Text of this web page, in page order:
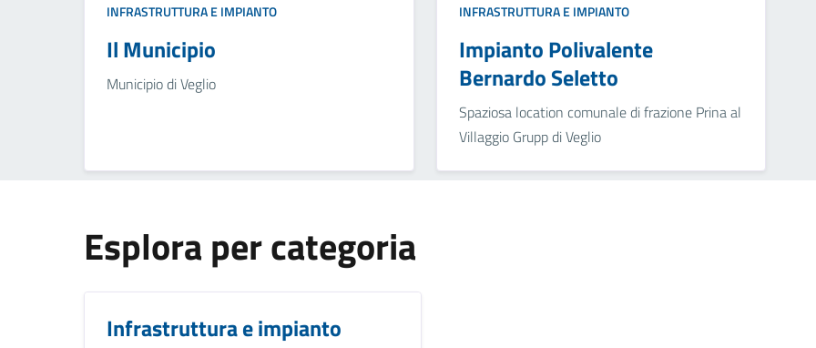
INFRASTRUTTURA E IMPIANTO
Il Municipio
Municipio di Veglio
INFRASTRUTTURA E IMPIANTO
Impianto Polivalente
Bernardo Seletto
Spaziosa location comunale di frazione Prina al
Villaggio Grupp di Veglio
Esplora per categoria
Infrastruttura e impianto